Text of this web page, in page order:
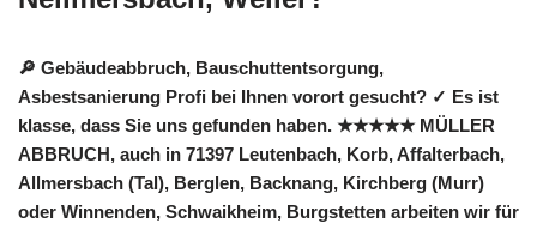
🔎 Gebäudeabbruch, Bauschuttentsorgung,
Asbestsanierung Profi bei Ihnen vorort gesucht? ✓ Es ist
klasse, dass Sie uns gefunden haben. ★★★★★ MÜLLER
ABBRUCH, auch in 71397 Leutenbach, Korb, Affalterbach,
Allmersbach (Tal), Berglen, Backnang, Kirchberg (Murr)
oder Winnenden, Schwaikheim, Burgstetten arbeiten wir für